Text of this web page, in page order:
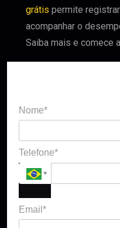
grátis permite
acompanhar o
Saiba mais e comece
Nome*
Telefone*
Email*